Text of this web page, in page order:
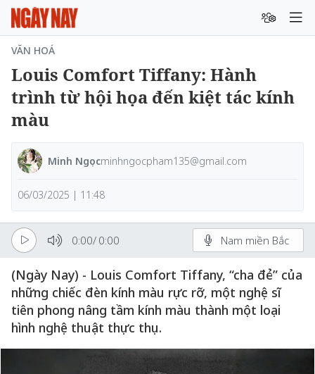
VĂN HOÁ
Louis Comfort Tiffany: Hành
trình từ hội họa đến kiệt tác kính
màu
Minh Ngọcminhngocpham135@gmail.com
06/03/2025 | 11:48
0:00/ 0:00 Nam miền Bắc
(Ngày Nay) - Louis Comfort Tiffany, “cha đẻ” của
những chiếc đèn kính màu rực rỡ, một nghệ sĩ
tiên phong nâng tầm kính màu thành một loại
hình nghệ thuật thực thụ.